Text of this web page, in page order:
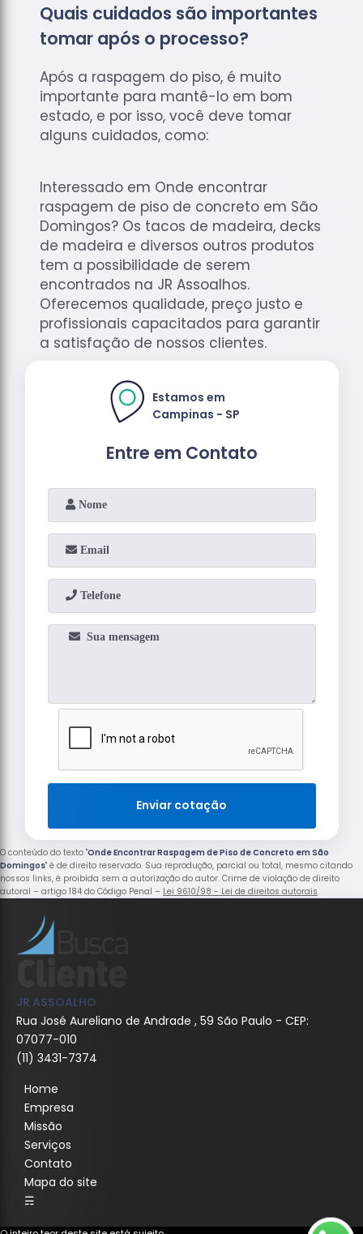
Madeiras
Quais cuidados são importantes
tomar após o processo?
Após a raspagem do piso, é muito
importante para mantê-lo em bom
estado, e por isso, você deve tomar
alguns cuidados, como:
Interessado em Onde encontrar
raspagem de piso de concreto em São
Domingos? Os tacos de madeira, decks
de madeira e diversos outros produtos
tem a possibilidade de serem
encontrados na JR Assoalhos.
Oferecemos qualidade, preço justo e
profissionais capacitados para garantir
a satisfação de nossos clientes.
Entre em Contato
Estamos em
Campinas - SP
Enviar cotação
O conteúdo do texto "Onde Encontrar Raspagem de Piso de Concreto em São
Domingos" é de direito reservado. Sua reprodução, parcial ou total, mesmo citando
nossos links, é proibida sem a autorização do autor. Crime de violação de direito
autoral – artigo 184 do Código Penal – Lei 9610/98 - Lei de direitos autorais.
JR ASSOALHO
Rua José Aureliano de Andrade , 59 São Paulo - CEP:
07077-010
(11) 3431-7374
Home
Empresa
Missão
Serviços
Contato
Mapa do site
☴